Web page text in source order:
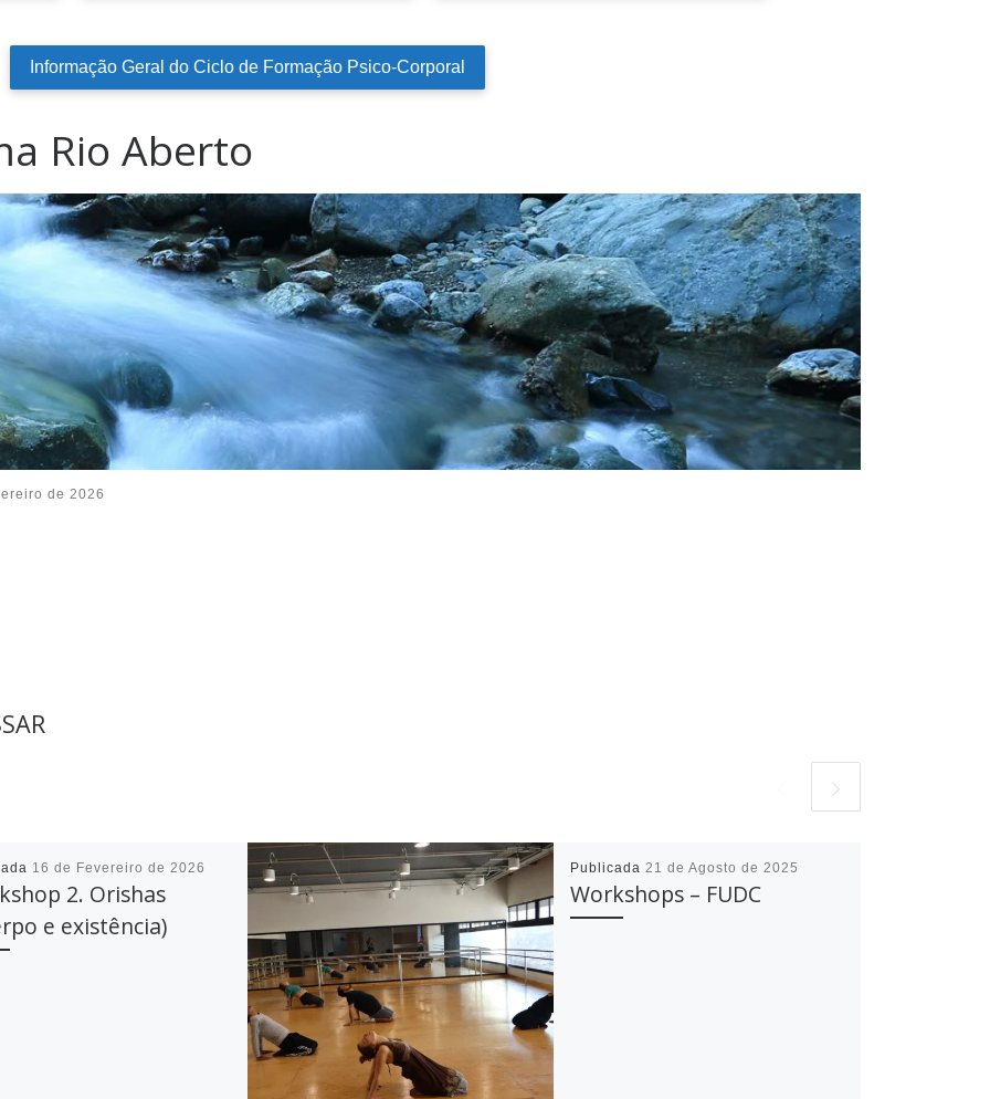
Informação Geral do Ciclo de Formação Psico-Corporal
Rio Aberto
de 2026
16 de Fevereiro de 2026
2. Orishas
e existência)
Publicada 21 de Agosto de 2025
Workshops – FUDC